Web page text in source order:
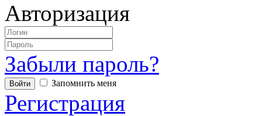
Авторизация
Забыли пароль?
Запомнить меня
Регистрация